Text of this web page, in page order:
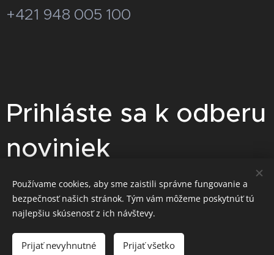
+421 948 005 100
Prihláste sa k odberu
noviniek
Pre zasielanie akciových cenových
ponúk sa prihláste na odber
noviniek.
Používame cookies, aby sme zaistili správne fungovanie a
bezpečnosť našich stránok. Tým vám môžeme poskytnúť tú
najlepšiu skúsenosť z ich návštevy.
Prijať nevyhnutné Prijať všetko